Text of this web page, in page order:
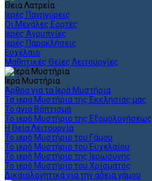
Θεια Λατρεία
Ιερές Πανηγύρεις
Οι Μεγάλες Εορτές
Ιερές Αγρυπνίες
Ιερές Παρακλήσεις
Ευχέλαιο
Μαθητικές Θείες Λειτουργίες
Ιερά Μυστήρια
Άρθρα για τα Ιερά Μυστήρια
Τα ιερά Μυστήρια της Εκκλησίας μας
Το άγιο Βάπτισμα
Το ιερό Μυστήριο της Εξομολογήσεως
Η Θεία Λειτουργία
Το ιερό Μυστήριο του Γάμου
Το ιερό Μυστήριο του Ευχελαίου
Το ιερό Μυστήριο της Ιερωσύνης
Το ιερό Μυστήριο του Χρίσματος
Δικαιολογητικά για την άδεια γάμου